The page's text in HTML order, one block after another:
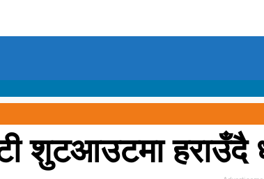
शुटआउटमा हराउँदै